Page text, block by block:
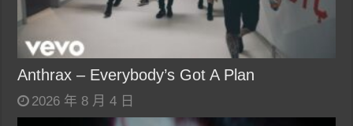
Anthrax – Everybody’s Got A Plan
2026 年 8 月 4 日